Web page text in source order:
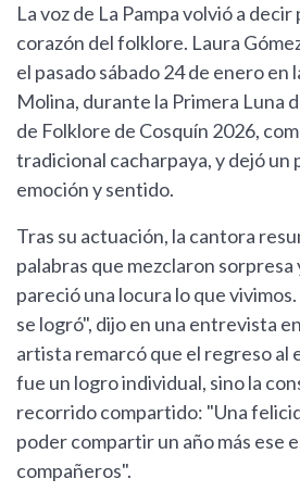
La voz de La Pampa volvió a
corazón del folklore. Laura
el pasado sábado 24 de enero en
Molina, durante la Primera Luna
de Folklore de Cosquín 2026,
tradicional cacharpaya, y dejó un
emoción y sentido.
Tras su actuación, la cantora
palabras que mezclaron
pareció una locura lo que
se logró", dijo en una entrevista
artista remarcó que el regreso al
fue un logro individual, sino la
recorrido compartido: "Una
poder compartir un año más ese
compañeros".